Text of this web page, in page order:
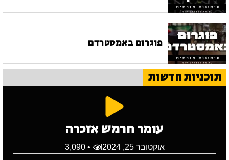
פוגרום באמסטרדם
תוכניות חדשות
עומר חרמש אזכרה
אוקטובר 25, 2024 • 3,090